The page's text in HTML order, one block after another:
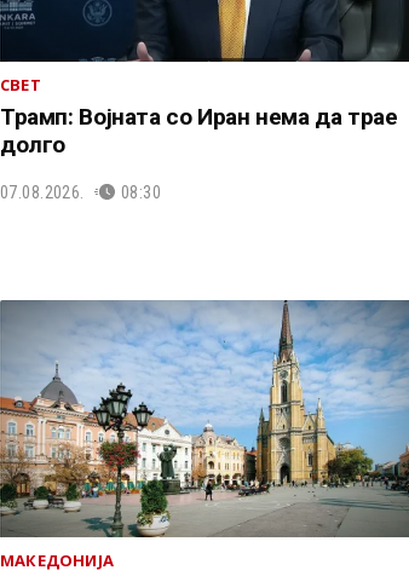
СВЕТ
Трамп: Војната со Иран нема да трае
долго
07.08.2026. 08:30
МАКЕДОНИЈА